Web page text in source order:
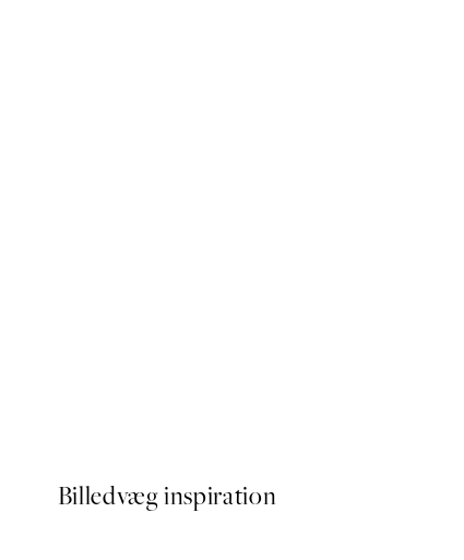
Billedvæg inspiration